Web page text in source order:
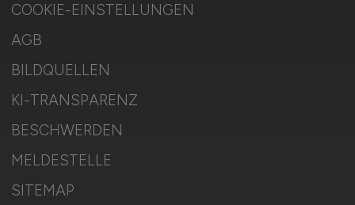
COOKIE-EINSTELLUNGEN
AGB
BILDQUELLEN
KI-TRANSPARENZ
BESCHWERDEN
MELDESTELLE
SITEMAP